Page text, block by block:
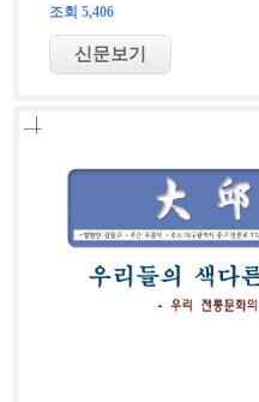
조회 5,406